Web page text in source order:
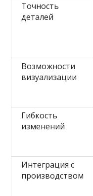
Точность
деталей
Возможности
визуализации
Гибкость
изменений
Интеграция с
производством